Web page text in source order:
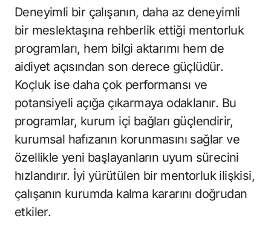
Deneyimli bir çalışanın, daha az deneyimli
bir meslektaşına rehberlik ettiği mentorluk
programları, hem bilgi aktarımı hem de
aidiyet açısından son derece güçlüdür.
Koçluk ise daha çok performansı ve
potansiyeli açığa çıkarmaya odaklanır. Bu
programlar, kurum içi bağları güçlendirir,
kurumsal hafızanın korunmasını sağlar ve
özellikle yeni başlayanların uyum sürecini
hızlandırır. İyi yürütülen bir mentorluk ilişkisi,
çalışanın kurumda kalma kararını doğrudan
etkiler.